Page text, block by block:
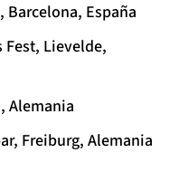
Barcelona, España
Fest, Lievelde,
Alemania
Freiburg, Alemania